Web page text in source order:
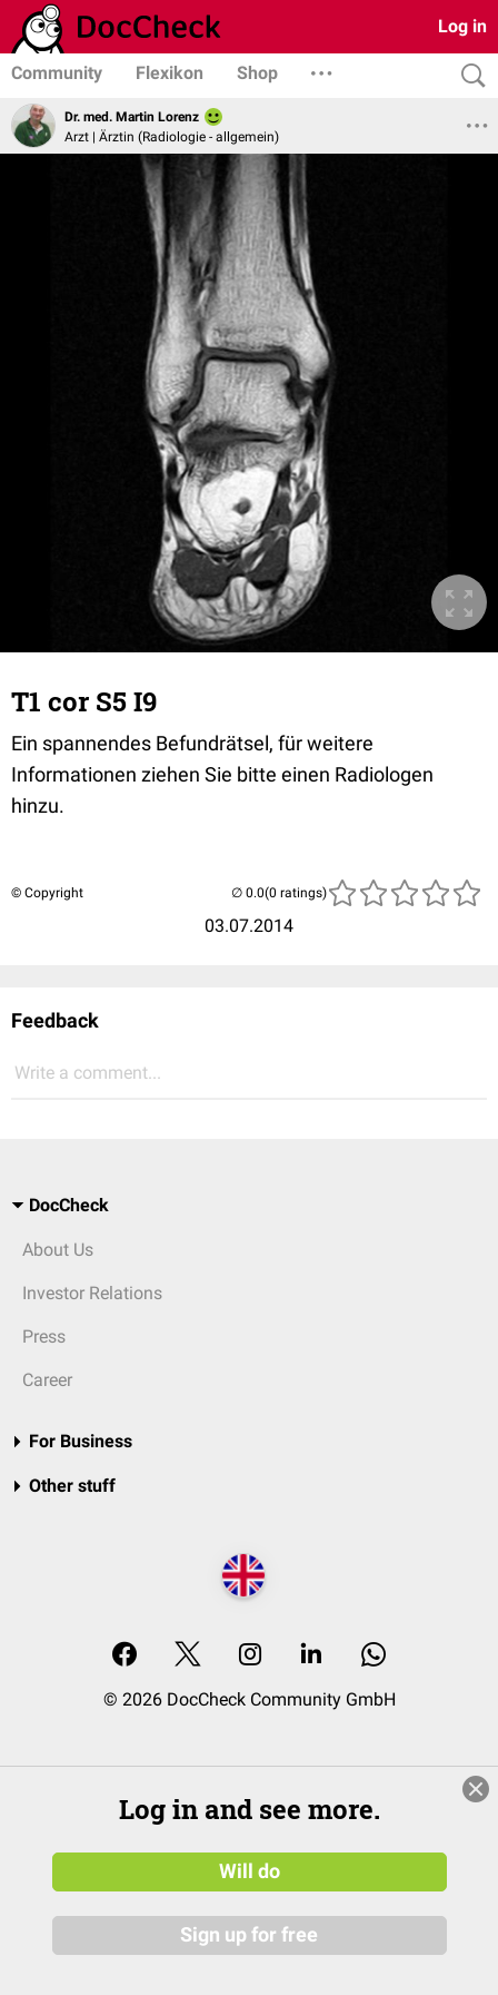
Log in
Community Flexikon Shop
Dr. med. Martin Lorenz
Arzt | Ärztin (Radiologie - allgemein)
T1 cor S5 I9
Ein spannendes Befundrätsel, für weitere
Informationen ziehen Sie bitte einen Radiologen
hinzu.
© Copyright
03.07.2014
(0 ratings)
Feedback
Write a comment...
DocCheck
About Us
Investor Relations
Press
Career
For Business
Other stuff
© 2026 DocCheck Community GmbH
Log in and see more.
Will do
Sign up for free